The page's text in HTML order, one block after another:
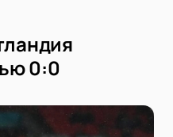
0:0